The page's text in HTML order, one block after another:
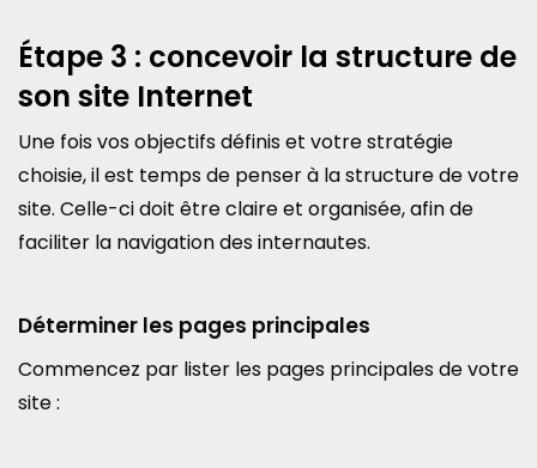
Étape 3 : concevoir la structure de
son site Internet
Une fois vos objectifs définis et votre stratégie
choisie, il est temps de penser à la structure de votre
site. Celle-ci doit être claire et organisée, afin de
faciliter la navigation des internautes.
Déterminer les pages principales
Commencez par lister les pages principales de votre
site :